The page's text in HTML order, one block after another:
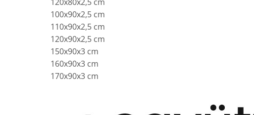
100x90x2,5 cm
110x90x2,5 cm
120x90x2,5 cm
150x90x3 cm
160x90x3 cm
170x90x3 cm